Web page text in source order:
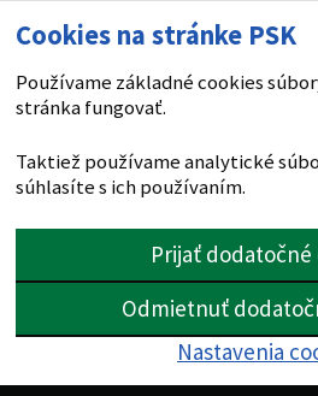
Cookies na stránke PSK
Používame základné cookies
stránka fungovať.
Taktiež používame analytické
súhlasíte s ich používaním.
Prijať dodatočné
Odmietnuť
Nastavenia